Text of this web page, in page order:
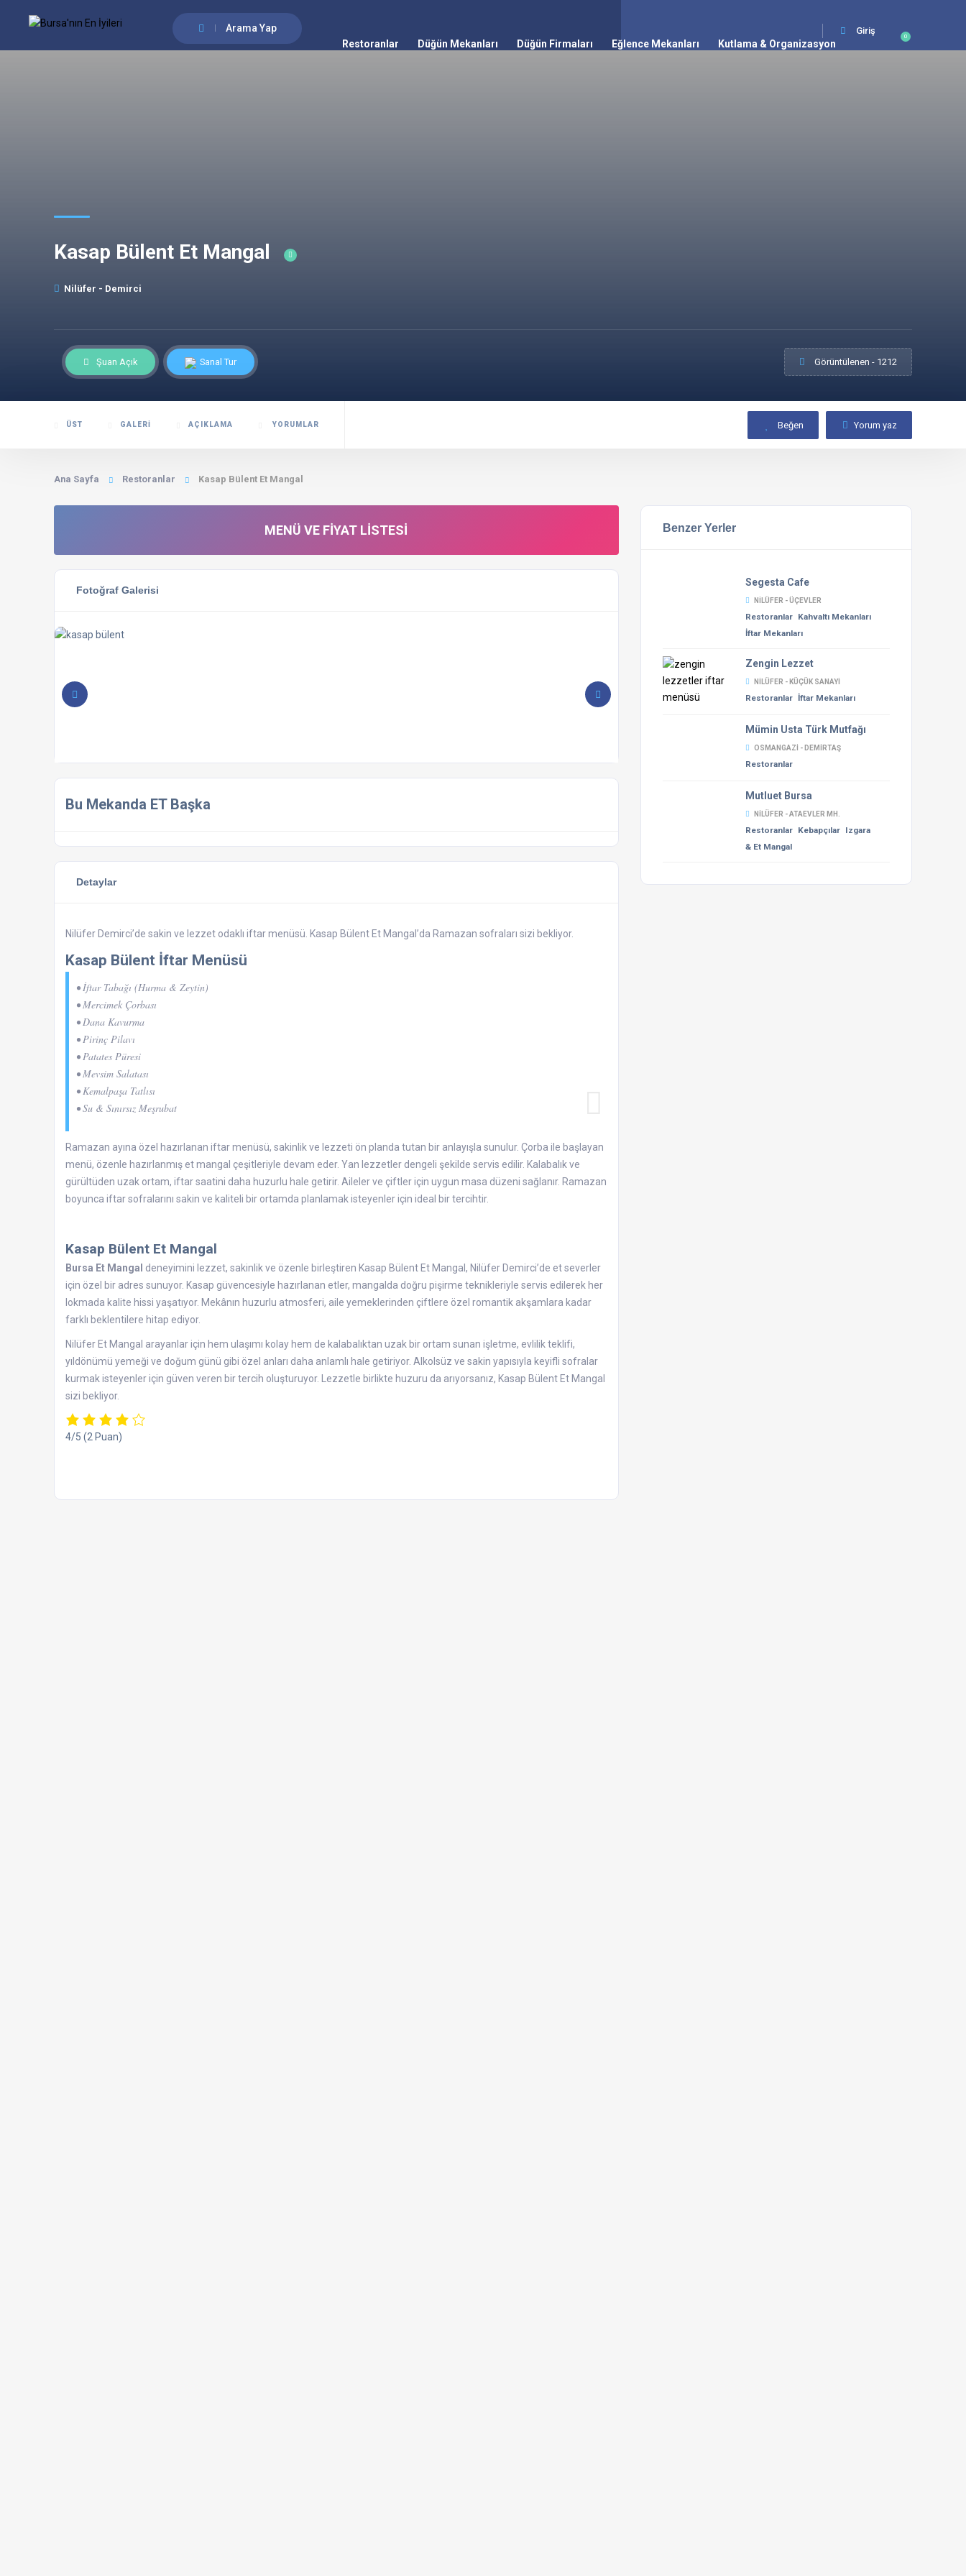
Arama Yap
0
Giriş
Restoranlar Düğün Mekanları Düğün Firmaları Eğlence Mekanları Kutlama & Organizasyon
Kasap Bülent Et Mangal
Nilüfer - Demirci
Şuan Açık Sanal Tur Görüntülenen - 1212
ÜST GALERI AÇIKLAMA YORUMLAR Beğen Yorum yaz
Ana Sayfa Restoranlar Kasap Bülent Et Mangal
MENÜ VE FIYAT LISTESI
Fotoğraf Galerisi
Bu Mekanda ET Başka
Detaylar
Nilüfer Demirci’de sakin ve lezzet odaklı iftar menüsü. Kasap Bülent Et Mangal’da Ramazan sofraları sizi bekliyor.
Kasap Bülent İftar Menüsü
• İftar Tabağı (Hurma & Zeytin)
• Mercimek Çorbası
• Dana Kavurma
• Pirinç Pilavı
• Patates Püresi
• Mevsim Salatası
• Kemalpaşa Tatlısı
• Su & Sınırsız Meşrubat
Ramazan ayına özel hazırlanan iftar menüsü, sakinlik ve lezzeti ön planda tutan bir anlayışla sunulur. Çorba ile başlayan
menü, özenle hazırlanmış et mangal çeşitleriyle devam eder. Yan lezzetler dengeli şekilde servis edilir. Kalabalık ve
gürültüden uzak ortam, iftar saatini daha huzurlu hale getirir. Aileler ve çiftler için uygun masa düzeni sağlanır. Ramazan
boyunca iftar sofralarını sakin ve kaliteli bir ortamda planlamak isteyenler için ideal bir tercihtir.
Kasap Bülent Et Mangal
Bursa Et Mangal deneyimini lezzet, sakinlik ve özenle birleştiren Kasap Bülent Et Mangal, Nilüfer Demirci’de et severler
için özel bir adres sunuyor. Kasap güvencesiyle hazırlanan etler, mangalda doğru pişirme teknikleriyle servis edilerek her
lokmada kalite hissi yaşatıyor. Mekânın huzurlu atmosferi, aile yemeklerinden çiftlere özel romantik akşamlara kadar
farklı beklentilere hitap ediyor.
Nilüfer Et Mangal arayanlar için hem ulaşımı kolay hem de kalabalıktan uzak bir ortam sunan işletme, evlilik teklifi,
yıldönümü yemeği ve doğum günü gibi özel anları daha anlamlı hale getiriyor. Alkolsüz ve sakin yapısıyla keyifli sofralar
kurmak isteyenler için güven veren bir tercih oluşturuyor. Lezzetle birlikte huzuru da arıyorsanız, Kasap Bülent Et Mangal
sizi bekliyor.
4/5 (2 Puan)
Benzer Yerler
Segesta Cafe
NILÜFER - ÜÇEVLER
Restoranlar Kahvaltı Mekanları
İftar Mekanları
Zengin Lezzet
NILÜFER - KÜÇÜK SANAYI
Restoranlar İftar Mekanları
Mümin Usta Türk Mutfağı
OSMANGAZI - DEMIRTAŞ
Restoranlar
Mutluet Bursa
NILÜFER - ATAEVLER MH.
Restoranlar Kebapçılar Izgara
& Et Mangal